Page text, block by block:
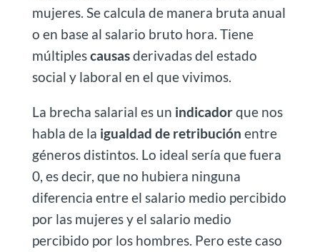
mujeres. Se calcula de manera bruta anual
o en base al salario bruto hora. Tiene
múltiplescausasderivadas del estado
social y laboral en el que vivimos.
La brecha salarial es un indicadorque nos
habla de la igualdad de retribución entre
géneros distintos. Lo ideal sería que fuera
0, es decir, que no hubiera ninguna
diferencia entre el salario medio percibido
por las mujeres y el salario medio
percibido por los hombres. Pero este caso